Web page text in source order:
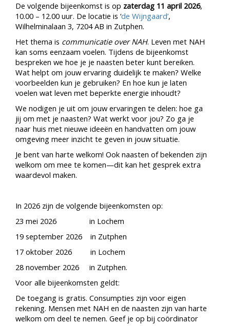
De volgende bijeenkomst is op zaterdag 11 april 2026,
10.00 – 12.00 uur. De locatie is ‘de Wijngaard’,
Wilhelminalaan 3, 7204 AB in Zutphen.
Het thema is communicatie over NAH. Leven met NAH
kan soms eenzaam voelen. Tijdens de bijeenkomst
bespreken we hoe je je naasten beter kunt bereiken.
Wat helpt om jouw ervaring duidelijk te maken? Welke
voorbeelden kun je gebruiken? En hoe kun je laten
voelen wat leven met beperkte energie inhoudt?
We nodigen je uit om jouw ervaringen te delen: hoe ga
jij om met je naasten? Wat werkt voor jou? Zo ga je
naar huis met nieuwe ideeën en handvatten om jouw
omgeving meer inzicht te geven in jouw situatie.
Je bent van harte welkom! Ook naasten of bekenden zijn
welkom om mee te komen—dit kan het gesprek extra
waardevol maken.
In 2026 zijn de volgende bijeenkomsten op:
23 mei 2026 in Lochem
19 september 2026 in Zutphen
17 oktober 2026 in Lochem
28 november 2026 in Zutphen.
Voor alle bijeenkomsten geldt:
De toegang is gratis. Consumpties zijn voor eigen
rekening. Mensen met NAH en de naasten zijn van harte
welkom om deel te nemen. Geef je op bij coördinator